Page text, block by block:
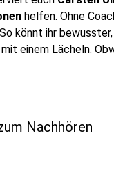
helfen. Ohne
könnt ihr
einem Lächeln.
Nachhören